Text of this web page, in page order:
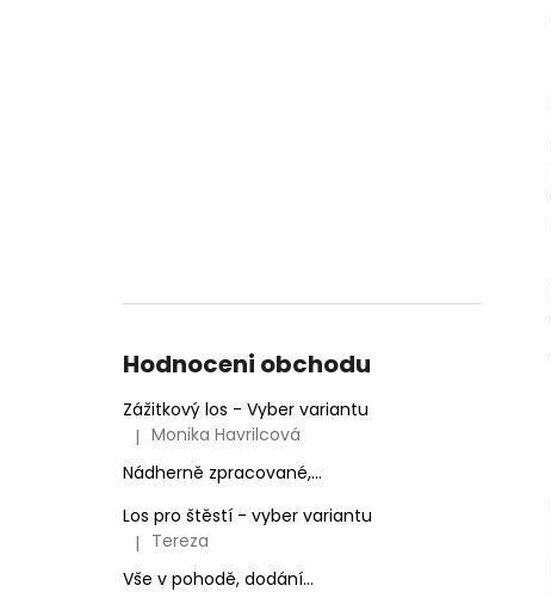
Hodnoceni obchodu
Zážitkový los - Vyber variantu
Hodnocení produktu je 5 z 5 hvězdiček.
| Monika Havrilcová
Nádherně zpracované,...
Los pro štěstí - vyber variantu
Hodnocení produktu je 3 z 5 hvězdiček.
| Tereza
Vše v pohodě, dodání...